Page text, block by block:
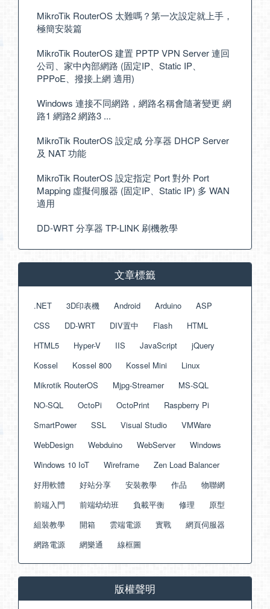
MikroTik RouterOS 太難嗎？第一次設定就上手，
極簡安裝篇
MikroTik RouterOS 建置 PPTP VPN Server 連回
公司、家中內部網路 (固定IP、Static IP、
PPPoE、撥接上網 適用)
Windows 連接不同網路，網路名稱會隨著變更 網
路1 網路2 網路3 ...
MikroTik RouterOS 設定成 分享器 DHCP Server
及 NAT 功能
MikroTik RouterOS 設定指定 Port 對外 Port
Mapping 虛擬伺服器 (固定IP、Static IP) 多 WAN
適用
DD-WRT 分享器 TP-LINK 刷機教學
文章標籤
.NET 3D印表機 Android Arduino
ASP
CSS
DD-WRT DIV置中 Flash
HTML
HTML5
Hyper-V IIS JavaScript
jQuery
Kossel
Kossel 800 Kossel Mini
Linux
Mikrotik RouterOS
Mjpg-Streamer
MS-SQL
NO-SQL
OctoPi OctoPrint
Raspberry Pi
SmartPower
SSL Visual Studio
VMWare
WebDesign
Webduino WebServer
Windows
Windows 10 IoT
Wireframe
Zen Load Balancer
好用軟體
好站分享 安裝教學 作品
物聯網
前端入門
前端幼幼班 負載平衡 修理
原型
組裝教學
開箱 雲端電源 實戰
網頁伺服器
網路電源
網樂通 線框圖
版權聲明